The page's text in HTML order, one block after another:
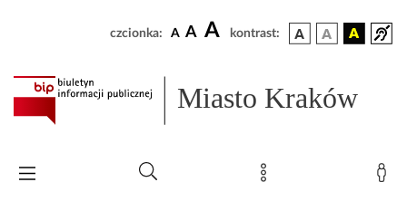
czcionka: A A A kontrast:
Miasto Kraków